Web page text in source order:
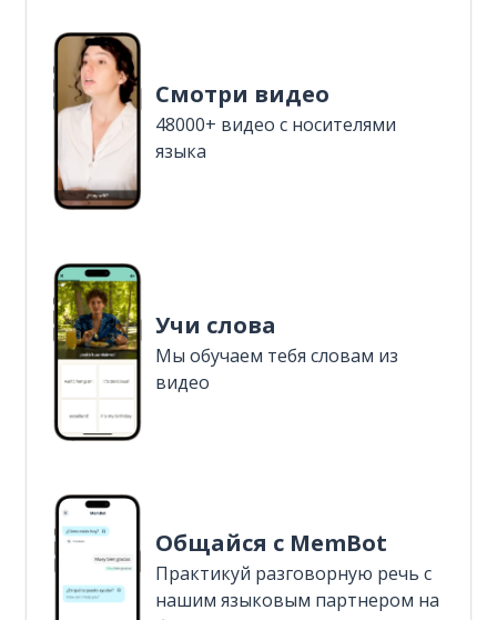
Смотри видео
48000+ видео с носителями
языка
Учи слова
Мы обучаем тебя словам из
видео
Общайся с MemBot
Практикуй разговорную речь с
нашим языковым партнером на